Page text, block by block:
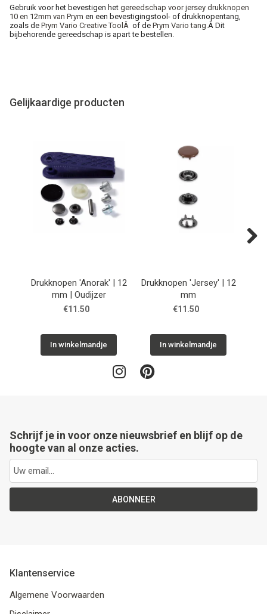
Gebruik voor het bevestigen het gereedschap voor jersey drukknopen
10 en 12mm van Prym en een bevestigingstool- of drukknopentang,
zoals de Prym Vario Creative ToolÂ of de Prym Vario tang. Â Dit
bijbehorende gereedschap is apart te bestellen.
Gelijkaardige producten
Drukknopen 'Anorak' | 12
mm | Oudijzer
€11.50
In winkelmandje
Drukknopen 'Jersey' | 12
mm
€11.50
In winkelmandje
Schrijf je in voor onze nieuwsbrief en blijf op de
hoogte van al onze acties.
ABONNEER
Klantenservice
Algemene Voorwaarden